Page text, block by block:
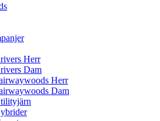
Herr
Dam
Herr
Dam